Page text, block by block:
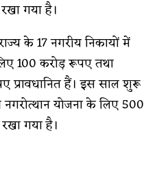
गया है।
के 17 नगरीय निकायों में
100 करोड़ रूपए तथा
हैं। इस साल शुरू
नगरोत्थान योजना के लिए 500
गया है।